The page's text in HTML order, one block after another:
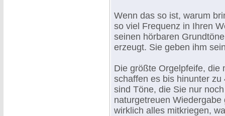
Wenn das so ist, warum
so viel Frequenz in Ihren
seinen hörbaren
erzeugt. Sie geben ihm
Die größte Orgelpfeife, die
schaffen es bis hinunter
sind Töne, die Sie nur
naturgetreuen
wirklich alles mitkriegen,